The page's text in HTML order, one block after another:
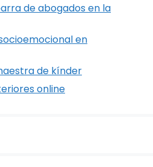
de abogados en la
en
de kínder
online